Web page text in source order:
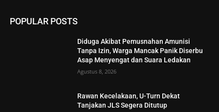
POPULAR POSTS
Diduga Akibat Pemusnahan Amunisi
Tanpa Izin, Warga Mancak Panik Diserbu
Asap Menyengat dan Suara Ledakan
Agustus 8, 2026
Rawan Kecelakaan, U-Turn Dekat
Tanjakan JLS Segera Ditutup